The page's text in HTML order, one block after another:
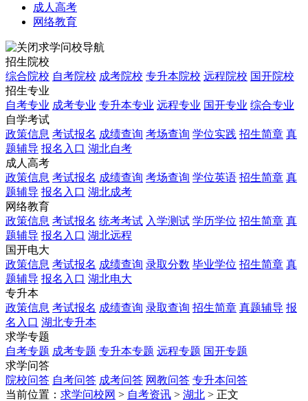
成人高考
网络教育
求学问校导航
招生院校
综合院校 自考院校 成考院校 专升本院校 远程院校 国开院校
招生专业
自考专业 成考专业 专升本专业 远程专业 国开专业 综合专业
自学考试
政策信息 考试报名 成绩查询 考场查询 学位实践 招生简章 真
题辅导 报名入口 湖北自考
成人高考
政策信息 考试报名 成绩查询 考场查询 学位英语 招生简章 真
题辅导 报名入口 湖北成考
网络教育
政策信息 考试报名 统考考试 入学测试 学历学位 招生简章 真
题辅导 报名入口 湖北远程
国开电大
政策信息 考试报名 成绩查询 录取分数 毕业学位 招生简章 真
题辅导 报名入口 湖北电大
专升本
政策信息 考试报名 成绩查询 录取查询 招生简章 真题辅导 报
名入口 湖北专升本
求学专题
自考专题 成考专题 专升本专题 远程专题 国开专题
求学问答
院校问答 自考问答 成考问答 网教问答 专升本问答
当前位置： 求学问校网 > 自考资讯 > 湖北 > 正文